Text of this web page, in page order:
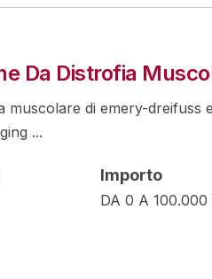
Da Distrofia
muscolare di emery-dreifuss
...
Importo
DA 0 A 100.000